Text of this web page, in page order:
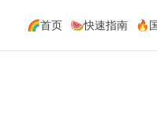
🌈首页 🍉快速指南 🔥